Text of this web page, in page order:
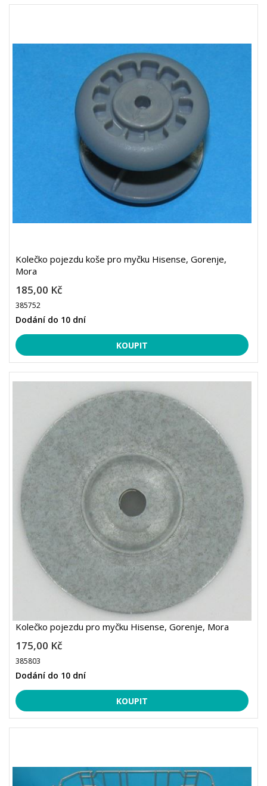
Kolečko pojezdu koše pro myčku Hisense, Gorenje,
Mora
185,00 Kč
385752
Dodání do 10 dní
Kolečko pojezdu pro myčku Hisense, Gorenje, Mora
175,00 Kč
385803
Dodání do 10 dní